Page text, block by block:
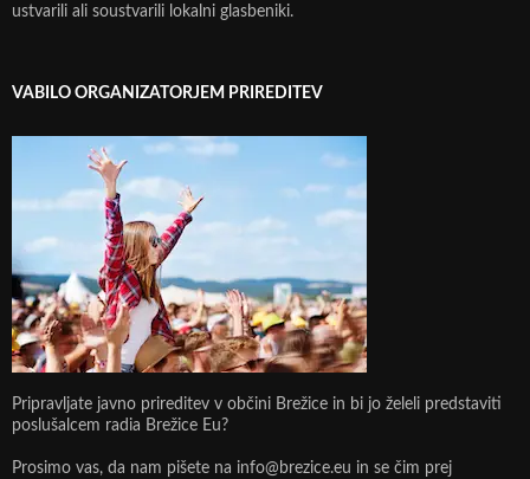
ustvarili ali soustvarili lokalni glasbeniki.
VABILO ORGANIZATORJEM PRIREDITEV
Pripravljate javno prireditev v občini Brežice in bi jo želeli predstaviti
poslušalcem radia Brežice Eu?
Prosimo vas, da nam pišete na info@brezice.eu in se čim prej